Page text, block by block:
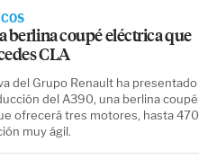
berlina coupé eléctrica que
CLA
del Grupo Renault ha presentado
del A390, una berlina coupé
ofrecerá tres motores, hasta 470
muy ágil.